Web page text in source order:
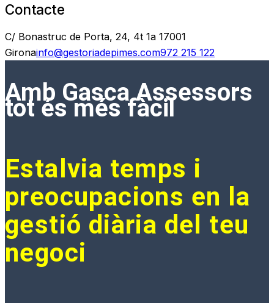
Contacte
C/ Bonastruc de Porta, 24, 4t 1a 17001
Gironainfo@gestoriadepimes.com972 215 122
Amb Gasca Assessors
tot és més fàcil
Estalvia temps i
preocupacions en la
gestió diària del teu
negoci